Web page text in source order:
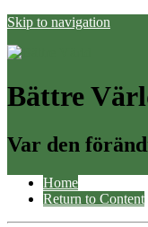
Skip to navigation
Bättre
Var den
Home
Return to Content